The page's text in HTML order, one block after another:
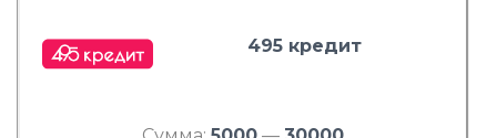
495 кредит